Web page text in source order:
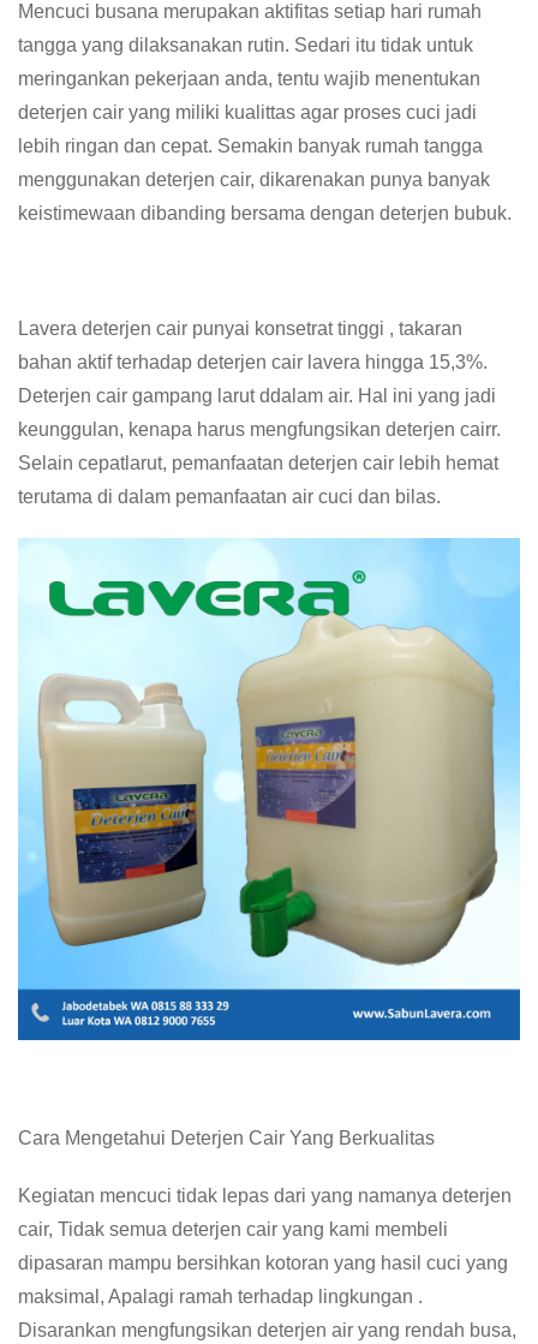
Mencuci busana merupakan aktifitas setiap hari rumah
tangga yang dilaksanakan rutin. Sedari itu tidak untuk
meringankan pekerjaan anda, tentu wajib menentukan
deterjen cair yang miliki kualittas agar proses cuci jadi
lebih ringan dan cepat. Semakin banyak rumah tangga
menggunakan deterjen cair, dikarenakan punya banyak
keistimewaan dibanding bersama dengan deterjen bubuk.
Lavera deterjen cair punyai konsetrat tinggi , takaran
bahan aktif terhadap deterjen cair lavera hingga 15,3%.
Deterjen cair gampang larut ddalam air. Hal ini yang jadi
keunggulan, kenapa harus mengfungsikan deterjen cairr.
Selain cepatlarut, pemanfaatan deterjen cair lebih hemat
terutama di dalam pemanfaatan air cuci dan bilas.
Cara Mengetahui Deterjen Cair Yang Berkualitas
Kegiatan mencuci tidak lepas dari yang namanya deterjen
cair, Tidak semua deterjen cair yang kami membeli
dipasaran mampu bersihkan kotoran yang hasil cuci yang
maksimal, Apalagi ramah terhadap lingkungan .
Disarankan mengfungsikan deterjen air yang rendah busa,